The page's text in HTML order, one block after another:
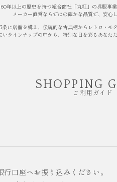
年以上の歴史を持つ総合商社「丸紅」の呉服事
メーカー直営ならではの確かな品質で、安心
条に店舗を構え、伝統的な古典柄からレトロ・モ
いラインナップの中から、特別な日を彩るあなた
SHOPPING
ご利用ガイド
口座へお振り込みください。